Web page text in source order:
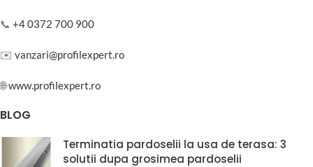
📞 +4 0372 700 900
✉️ vanzari@profilexpert.ro
🌐www.profilexpert.ro
BLOG
Terminatia pardoselii la usa de terasa: 3
solutii dupa grosimea pardoselii